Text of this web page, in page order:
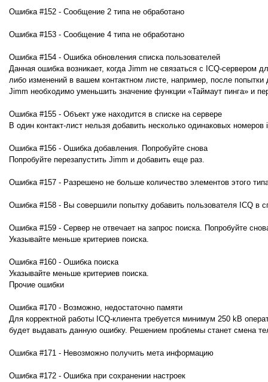
Ошибка #152 - Сообщение 2 типа не обработано
Ошибка #153 - Сообщение 4 типа не обработано
Ошибка #154 - Ошибка обновления списка пользователей
Данная ошибка возникает, когда Jimm не связаться с ICQ-сервером
либо изменений в вашем контактном листе, например, после
Jimm необходимо уменьшить значение функции «Таймаут пинга» и
Oшибка #155 - Объект уже находится в списке на сервере
В один контакт-лист нельзя добавить несколько одинаковых
Ошибка #156 - Ошибка добавления. Попробуйте снова
Попробуйте перезапустить Jimm и добавить еще раз.
Ошибка #157 - Разрешено не больше количество элементов этого
Ошибка #158 - Вы совершили попытку добавить пользователя ICQ в
Ошибка #159 - Сервер не отвечает на запрос поиска. Попробуйте
Указывайте меньше критериев поиска.
Ошибка #160 - Ошибка поиска
Указывайте меньше критериев поиска.
Прочие ошибки
Ошибка #170 - Возможно, недостаточно памяти
Для корректной работы ICQ-клиента требуется минимум 250 kВ
будет выдавать данную ошибку. Решением проблемы станет смена
Ошибка #171 - Невозможно получить мета информацию
Ошибка #172 - Ошибка при сохранении настроек